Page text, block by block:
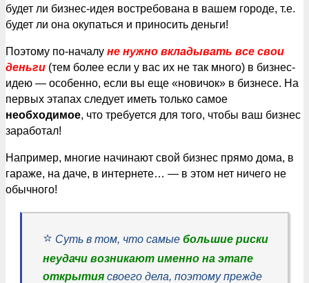
будет ли бизнес-идея востребована в вашем городе, т.е.
будет ли она окупаться и приносить деньги!
Поэтому по-началу не нужно вкладывать все свои
деньги (тем более если у вас их не так много) в бизнес-
идею — особенно, если вы еще «новичок» в бизнесе. На
первых этапах следует иметь только самое
необходимое, что требуется для того, чтобы ваш бизнес
заработал!
Например, многие начинают свой бизнес прямо дома, в
гараже, на даче, в интернете… — в этом нет ничего не
обычного!
⭐️ Суть в том, что самые большие риски
неудачи возникают именно на этапе
открытия своего дела, поэтому прежде